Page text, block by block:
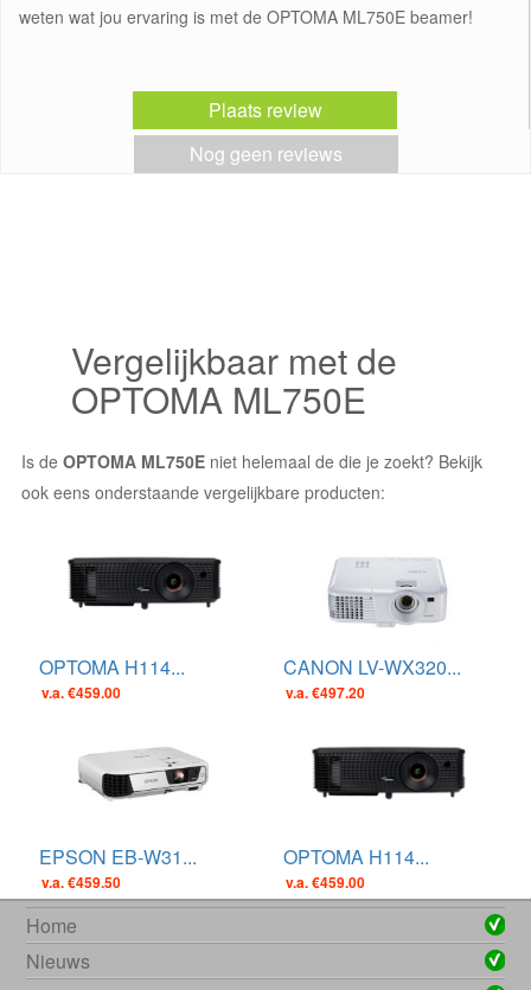
weten wat jou ervaring is met de OPTOMA ML750E beamer!
Plaats review
Nog geen reviews
Vergelijkbaar met de
OPTOMA ML750E
Is de OPTOMA ML750E niet helemaal de die je zoekt? Bekijk
ook eens onderstaande vergelijkbare producten:
OPTOMA H114...
v.a. €459.00
CANON LV-WX320...
v.a. €497.20
EPSON EB-W31...
v.a. €459.50
OPTOMA H114...
v.a. €459.00
Home
Nieuws